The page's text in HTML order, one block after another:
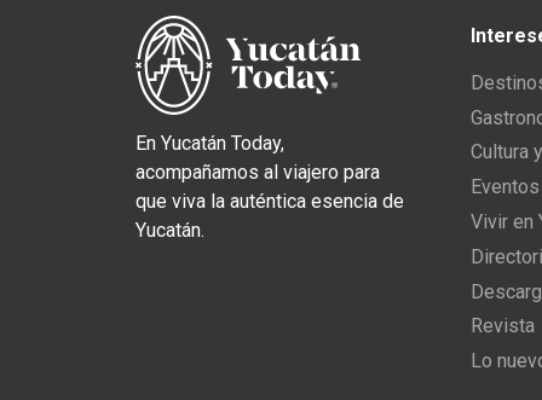
En Yucatán Today,
acompañamos al viajero para
que viva la auténtica esencia de
Yucatán.
Cultura
Vivir en
Revista
Lo